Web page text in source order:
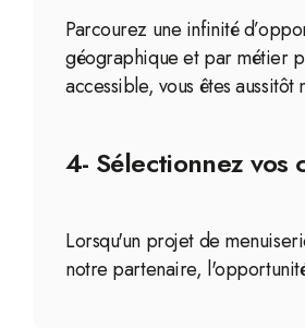
Parcourez une infinité
géographique et par métier
accessible, vous êtes aussitôt
4- Sélectionnez vos
Lorsqu'un projet de
notre partenaire,